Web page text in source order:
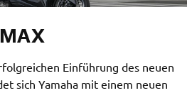
Einführung des neuen
sich Yamaha mit einem neuen